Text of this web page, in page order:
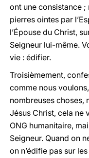
ont une consistance
pierres ointes par
l’Épouse du Christ,
Seigneur lui-même.
vie : édifier.
Troisièmement,
comme nous
nombreuses choses,
Jésus Christ, cela ne
ONG humanitaire,
Seigneur. Quand on
on n’édifie pas sur